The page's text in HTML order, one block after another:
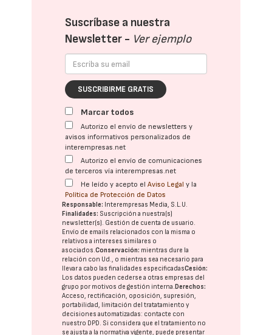
Suscríbase a nuestra
Newsletter - Ver ejemplo
SUSCRIBIRME GRATIS
Marcar todos
Autorizo el envío de newsletters y
avisos informativos personalizados de
interempresas.net
Autorizo el envío de comunicaciones
de terceros vía interempresas.net
He leído y acepto elAviso Legal y la
Política de Protección de Datos
Responsable: Interempresas Media, S.L.U.
Finalidades: Suscripción a nuestra(s)
newsletter(s). Gestión de cuenta de usuario.
Envío de emails relacionados con la misma o
relativos a intereses similares o
asociados.Conservación: mientras dure la
relación con Ud., o mientras sea necesario para
llevar a cabo las finalidades especificadasCesión:
Los datos pueden cederse a otras empresas del
grupo por motivos de gestión interna. Derechos:
Acceso, rectificación, oposición, supresión,
portabilidad, limitación del tratatamiento y
decisiones automatizadas: contacte con
nuestro DPD. Si considera que el tratamiento no
se ajusta a la normativa vigente, puede presentar